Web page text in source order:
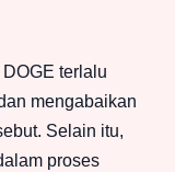
terlalu
mengabaikan
Selain itu,
proses